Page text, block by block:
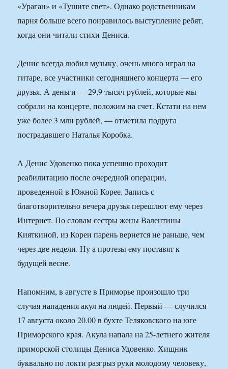
«Ураган» и «Тушите свет». Однако родственникам
парня больше всего понравилось выступление ребят,
когда они читали стихи Дениса.
Денис всегда любил музыку, очень много играл на
гитаре, все участники сегодняшнего концерта — его
друзья. А деньги — 29,9 тысяч рублей, которые мы
собрали на концерте, положим на счет. Кстати на нем
уже более 3 млн рублей, — отметила подруга
пострадавшего Наталья Коробка.
А Денис Удовенко пока успешно проходит
реабилитацию после очередной операции,
проведенной в Южной Корее. Запись с
благотворительно вечера друзья перешлют ему через
Интернет. По словам сестры жены Валентины
Кияткиной, из Кореи парень вернется не раньше, чем
через две недели. Ну а протезы ему поставят к
будущей весне.
Напомним, в августе в Приморье произошло три
случая нападения акул на людей. Первый — случился
17 августа около 20.00 в бухте Теляковского на юге
Приморского края. Акула напала на 25-летнего жителя
приморской столицы Дениса Удовенко. Хищник
буквально по локти разгрыз руки молодому человеку,